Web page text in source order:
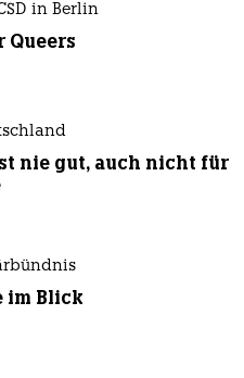
in Berlin
Queers
nie gut, auch nicht für
im Blick